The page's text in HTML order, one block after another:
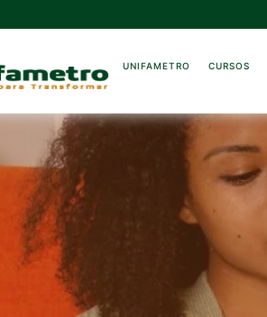
UNIFAMETRO CURSOS